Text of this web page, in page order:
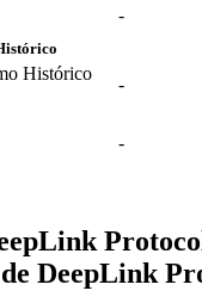
-
Histórico
-
-
DeepLink